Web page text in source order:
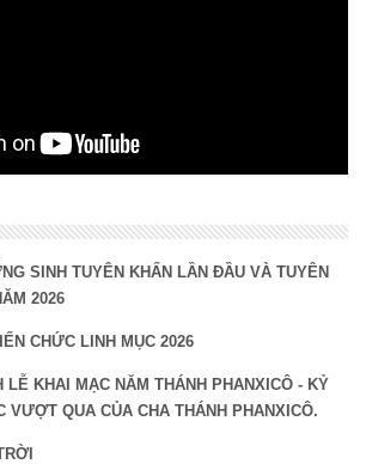
SINH TUYÊN KHẤN LẦN ĐẦU VÀ TUYÊN
2026
CHỨC LINH MỤC 2026
LỄ KHAI MẠC NĂM THÁNH PHANXICÔ - KỶ
VƯỢT QUA CỦA CHA THÁNH PHANXICÔ.